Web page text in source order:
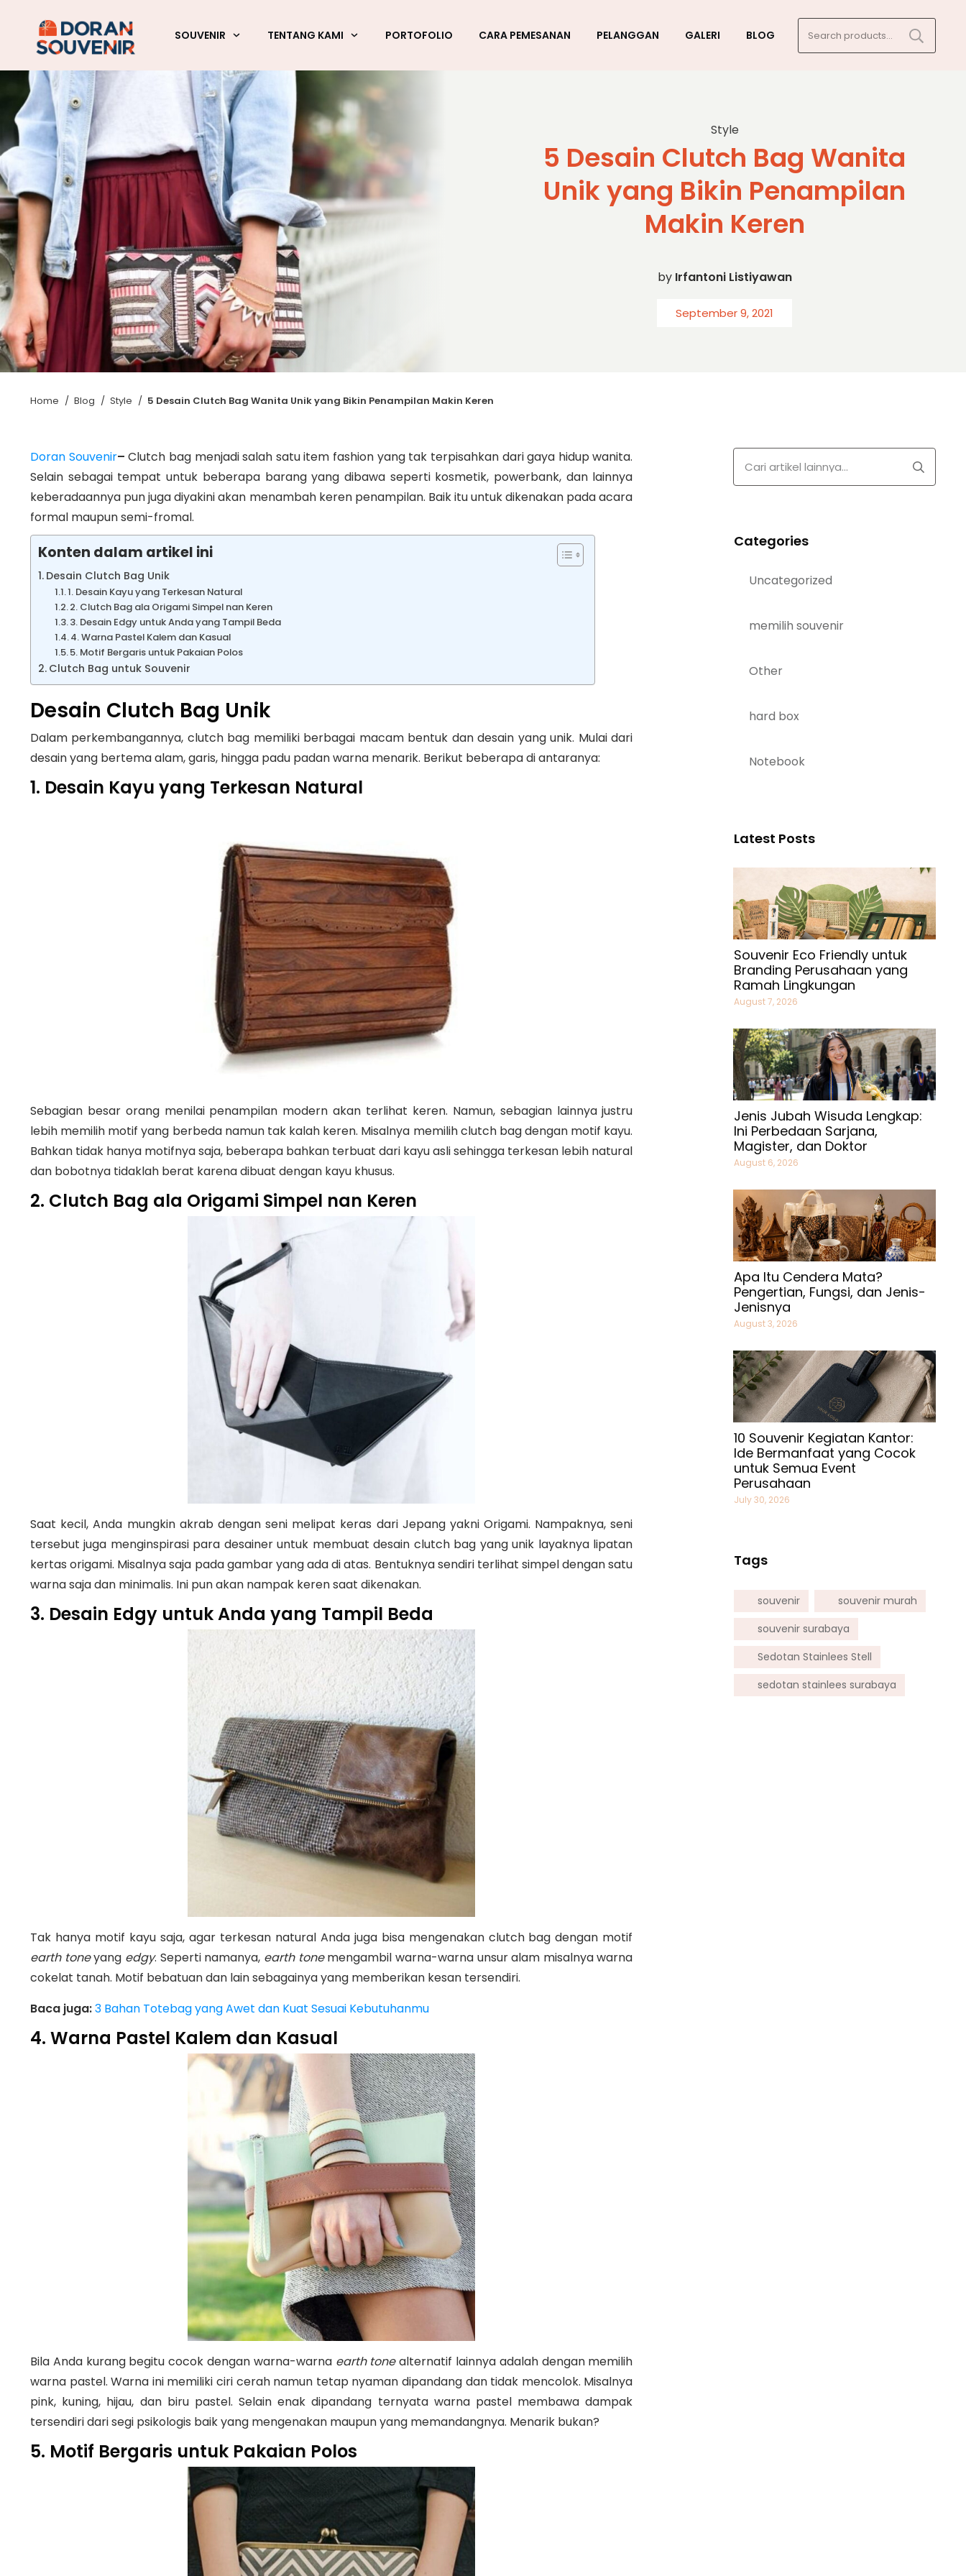
SOUVENIR TENTANG KAMI PORTOFOLIO CARA PEMESANAN PELANGGAN GALERI BLOG
for:
Style
5 Desain Clutch Bag Wanita
Unik yang Bikin Penampilan
Makin Keren
by Irfantoni Listiyawan
September 9, 2021
Home / Blog / Style / 5 Desain Clutch Bag Wanita Unik yang Bikin Penampilan Makin Keren
Doran Souvenir–Clutch bag menjadi salah satu item fashion yang tak terpisahkan dari gaya hidup wanita.
Selain sebagai tempat untuk beberapa barang yang dibawa seperti kosmetik, powerbank, dan lainnya
keberadaannya pun juga diyakini akan menambah keren penampilan. Baik itu untuk dikenakan pada acara
formal maupun semi-fromal.
Konten dalam artikel ini
Desain Clutch Bag Unik
1. Desain Kayu yang Terkesan Natural
2. Clutch Bag ala Origami Simpel nan Keren
3. Desain Edgy untuk Anda yang Tampil Beda
4. Warna Pastel Kalem dan Kasual
5. Motif Bergaris untuk Pakaian Polos
Clutch Bag untuk Souvenir
Desain Clutch Bag Unik
Dalam perkembangannya, clutch bag memiliki berbagai macam bentuk dan desain yang unik. Mulai dari
desain yang bertema alam, garis, hingga padu padan warna menarik. Berikut beberapa di antaranya:
1. Desain Kayu yang Terkesan Natural
Sebagian besar orang menilai penampilan modern akan terlihat keren. Namun, sebagian lainnya justru
lebih memilih motif yang berbeda namun tak kalah keren. Misalnya memilih clutch bag dengan motif kayu.
Bahkan tidak hanya motifnya saja, beberapa bahkan terbuat dari kayu asli sehingga terkesan lebih natural
dan bobotnya tidaklah berat karena dibuat dengan kayu khusus.
2. Clutch Bag ala Origami Simpel nan Keren
Saat kecil, Anda mungkin akrab dengan seni melipat keras dari Jepang yakni Origami. Nampaknya, seni
tersebut juga menginspirasi para desainer untuk membuat desain clutch bag yang unik layaknya lipatan
kertas origami. Misalnya saja pada gambar yang ada di atas. Bentuknya sendiri terlihat simpel dengan satu
warna saja dan minimalis. Ini pun akan nampak keren saat dikenakan.
3. Desain Edgy untuk Anda yang Tampil Beda
Tak hanya motif kayu saja, agar terkesan natural Anda juga bisa mengenakan clutch bag dengan motif
earth toneyang edgy. Seperti namanya, earth tonemengambil warna-warna unsur alam misalnya warna
cokelat tanah. Motif bebatuan dan lain sebagainya yang memberikan kesan tersendiri.
Baca juga:3 Bahan Totebag yang Awet dan Kuat Sesuai Kebutuhanmu
4. Warna Pastel Kalem dan Kasual
Bila Anda kurang begitu cocok dengan warna-warna earth tonealternatif lainnya adalah dengan memilih
warna pastel. Warna ini memiliki ciri cerah namun tetap nyaman dipandang dan tidak mencolok. Misalnya
pink, kuning, hijau, dan biru pastel. Selain enak dipandang ternyata warna pastel membawa dampak
tersendiri dari segi psikologis baik yang mengenakan maupun yang memandangnya. Menarik bukan?
5. Motif Bergaris untuk Pakaian Polos
Categories
Uncategorized
memilih souvenir
Other
hard box
Notebook
Latest Posts
Souvenir Eco Friendly untuk
Branding Perusahaan yang
Ramah Lingkungan
August 7, 2026
Jenis Jubah Wisuda Lengkap:
Ini Perbedaan Sarjana,
Magister, dan Doktor
August 6, 2026
Apa Itu Cendera Mata?
Pengertian, Fungsi, dan Jenis-
Jenisnya
August 3, 2026
10 Souvenir Kegiatan Kantor:
Ide Bermanfaat yang Cocok
untuk Semua Event
Perusahaan
July 30, 2026
Tags
souvenir
souvenir murah
souvenir surabaya
Sedotan Stainlees Stell
sedotan stainlees surabaya